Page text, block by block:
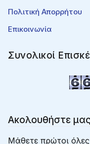
Πολιτική Απορρήτου
Επικοινωνία
Συνολικοί
Ακολουθήστε μας
Μάθετε πρώτοι όλες